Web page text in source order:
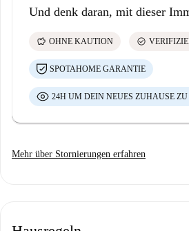
Und denk daran, mit dieser
savings OHNE KAUTION check_circle
SPOTAHOME GARANTIE
24H UM DEIN NEUES ZUHAUSE
Mehr über Stornierungen erfahren